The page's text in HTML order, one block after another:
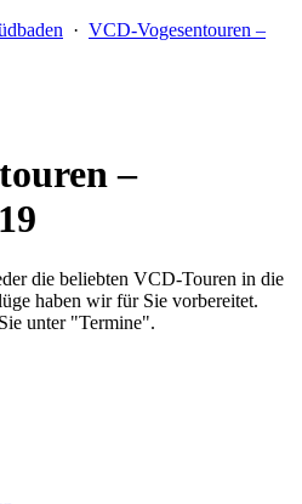
· VCD-Vogesentouren –
–
die beliebten VCD-Touren in die
haben wir für Sie vorbereitet.
unter "Termine".